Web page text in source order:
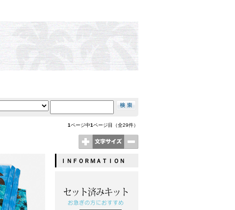
1ページ中1ページ目（全29件）
ＩＮＦＯＲＭＡＴＩＯＮ